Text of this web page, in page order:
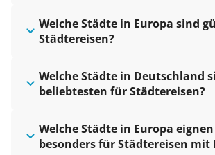
Welche Städte in Europa sind
Städtereisen?
Welche Städte in Deutschland
beliebtesten für Städtereisen?
Welche Städte in Europa
besonders für Städtereisen mit